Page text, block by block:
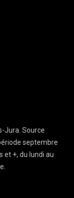
Jura. Source
septembre
et +, du lundi au